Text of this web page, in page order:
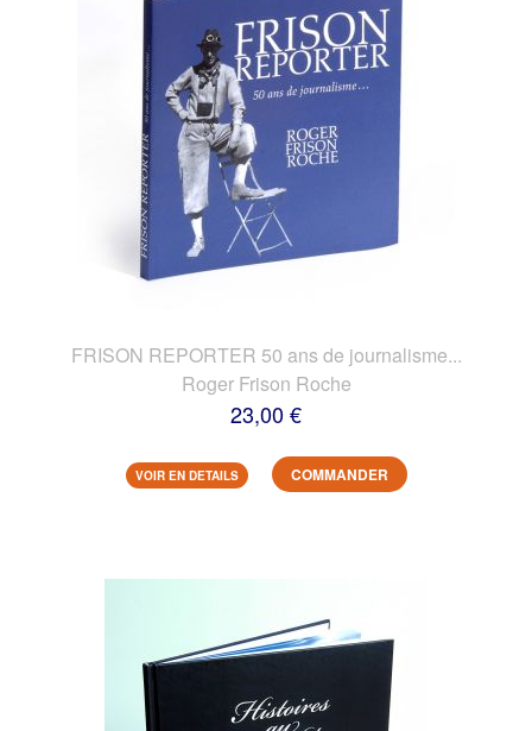
FRISON REPORTER 50 ans de journalisme...
Roger Frison Roche
23,00 €
VOIR EN DETAILS COMMANDER